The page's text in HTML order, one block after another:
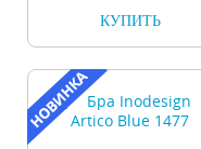
КУПИТЬ